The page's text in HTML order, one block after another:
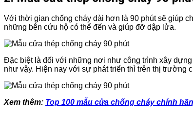
Với thời gian chống cháy dài hơn là 90 phút sẽ giúp
những bên cứu hộ có thể đến và giúp đỡ dập lửa.
Đặc biệt là đối với những nơi như công trình xây
như vậy. Hiện nay với sự phát triển thì trên thị trường
Xem thêm: Top 100 mẫu cửa chống cháy chính